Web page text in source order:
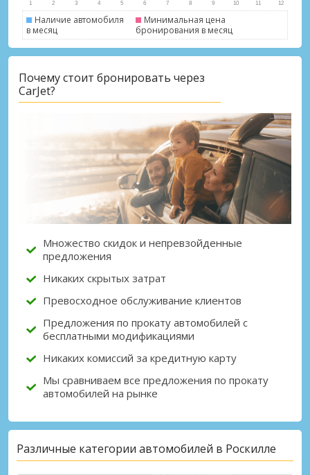
Лучшие сбережения
Получите доступ к эксклюзивным
предложениям партнёров
Войти с помощью eLink
Наличие автомобиля
в месяц
Минимальная цена
бронирования в месяц
Почему стоит бронировать через
CarJet?
Множество скидок и непревзойденные
предложения
Никаких скрытых затрат
Превосходное обслуживание клиентов
Предложения по прокату автомобилей с
бесплатными модификациями
Никаких комиссий за кредитную карту
Мы сравниваем все предложения по прокату
автомобилей на рынке
Различные категории автомобилей в Роскилле